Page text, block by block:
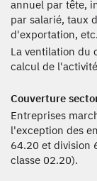
annuel par tête,
par salarié, taux
d'exportation, etc.
La ventilation du
calcul de
Couverture
Entreprises
l'exception des
64.20 et division
classe 02.20).